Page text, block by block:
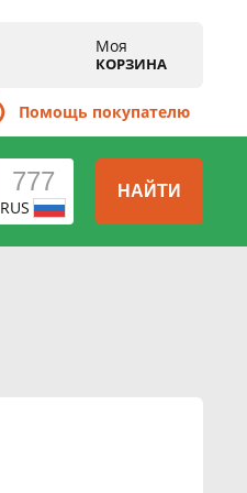
Моя
КОРЗИНА
Помощь покупателю
RUS
НАЙТИ